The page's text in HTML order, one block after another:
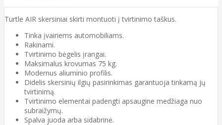
Turtle AIR skersiniai skirti montuoti į tvirtinimo taškus.
Tinka įvairiems automobiliams.
Rakinami.
Tvirtinimo bėgelis įrangai.
Maksimalus krovumas 75 kg.
Modernus aliuminio profilis.
Didelis skersinių ilgių pasirinkimas garantuoja tinkamą jų
tvirtinimą.
Tvirtinimo elementai padengti apsaugine medžiaga nuo
subraižymų.
Spalva juoda arba sidabrinė.